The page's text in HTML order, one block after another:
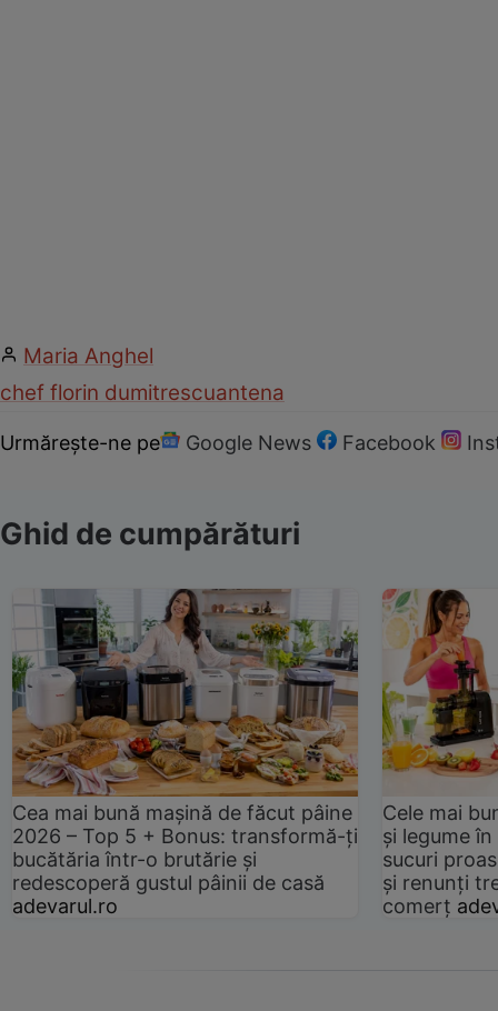
Maria Anghel
chef florin dumitrescuantena
Urmărește-ne pe Google News Facebook
Ghid de cumpărături
Cea mai bună mașină de făcut pâine
2026 – Top 5 + Bonus: transformă-ți
bucătăria într-o brutărie și
redescoperă gustul pâinii de casă
adevarul.ro
Cele mai
și legume
sucuri
și renunți
comerț